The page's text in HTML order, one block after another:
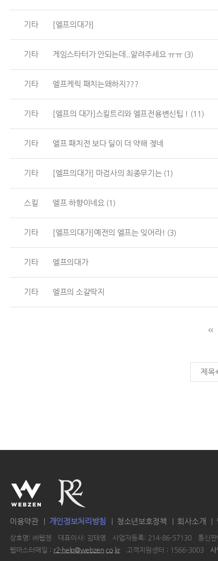
기타 [엘프의대가]
기타 게임스타터가 안되는데..알려주세요 ㅠㅠ (3)
기타 엘프케릭 패치는왜하지???
기타 [엘프의 대가]스킬트리와 엘프전용변신팁 ! (11)
기타 엘프 패치전 보다 딜이 더 약해 졎네
기타 [엘프의대가] 마검사의 최종무기는 (1)
스킬 엘프 하향이네요 (1)
기타 [엘프의대가]예전의 엘프는 잊어라! (3)
기타 엘프의대가
기타 엘프의 소갈딱지
제목
이용약관 개인정보처리방침 청소년보호정책 회사소개
상호명: ㈜웹젠 대표이사: 김태영 사업자등록: 214-86-57130
통신
웹마스터메일 : r2-help@webzen.co.kr 고객지원센터 : 1566-3003